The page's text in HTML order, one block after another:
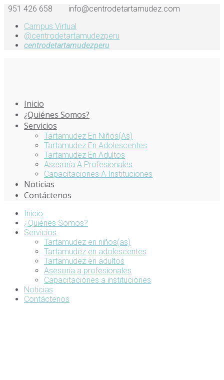
951 426 658
info@centrodetartamudez.com
Campus Virtual
@centrodetartamudezperu
centrodetartamudezperu
Inicio
¿Quiénes Somos?
Servicios
Tartamudez En Niños(as)
Tartamudez En Adolescentes
Tartamudez En Adultos
Asesoría A Profesionales
Capacitaciones A Instituciones
Noticias
Contáctenos
Inicio
¿Quiénes Somos?
Servicios
Tartamudez en niños(as)
Tartamudez en adolescentes
Tartamudez en adultos
Asesoría a profesionales
Capacitaciones a instituciones
Noticias
Contáctenos